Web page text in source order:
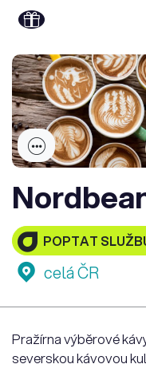
POPTAT
celá ČR
Pražírna výběrové
severskou kávovou